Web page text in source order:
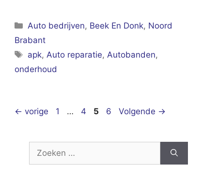
Categorieën
Auto bedrijven, Beek En Donk, Noord
Brabant
Tags
apk,Auto reparatie,Autobanden,
onderhoud
← vorige Pagina
1 … Pagina
4 Pagina
5 Pagina
6 Volgende →
Zoek